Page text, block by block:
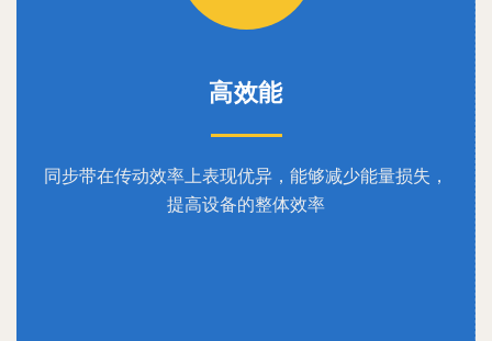
高效能
同步带在传动效率上表现优异，能够减少能量损失，
提高设备的整体效率